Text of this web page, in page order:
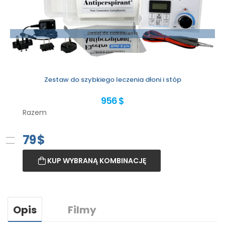
Dodaj do zamówienia
Zestaw do szybkiego leczenia dłoni i stóp
956 $
Razem
79$
KUP WYBRANĄ KOMBINACJĘ
Opis Filmy